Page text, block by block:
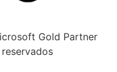
Gold Partner